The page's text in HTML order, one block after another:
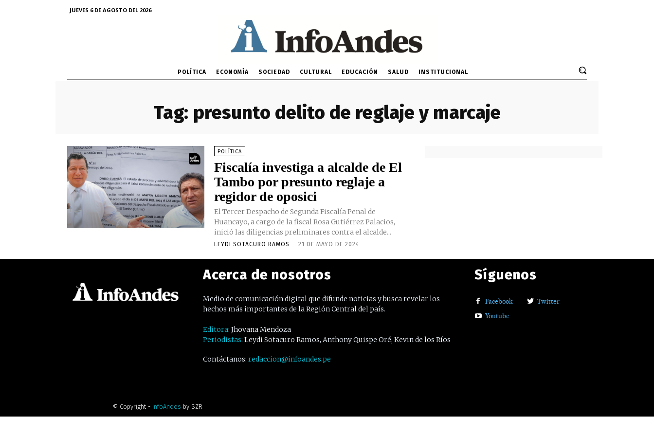
JUEVES 6 DE AGOSTO DEL 2026
POLÍTICA ECONOMÍA SOCIEDAD CULTURAL EDUCACIÓN SALUD INSTITUCIONAL
Tag: presunto delito de reglaje y marcaje
POLÍTICA
Fiscalía investiga a alcalde de El
Tambo por presunto reglaje a
regidor de oposici
El Tercer Despacho de Segunda Fiscalía Penal de
Huancayo, a cargo de la fiscal Rosa Gutiérrez Palacios,
inició las diligencias preliminares contra el alcalde...
LEYDI SOTACURO RAMOS - 21 DE MAYO DE 2024
Acerca de nosotros
Medio de comunicación digital que difunde noticias y busca revelar los
hechos más importantes de la Región Central del país.
Editora: Jhovana Mendoza
Periodistas: Leydi Sotacuro Ramos, Anthony Quispe Oré, Kevin de los Ríos
Contáctanos: redaccion@infoandes.pe
Síguenos
Facebook
Twitter
Youtube
© Copyright - InfoAndes by SZR